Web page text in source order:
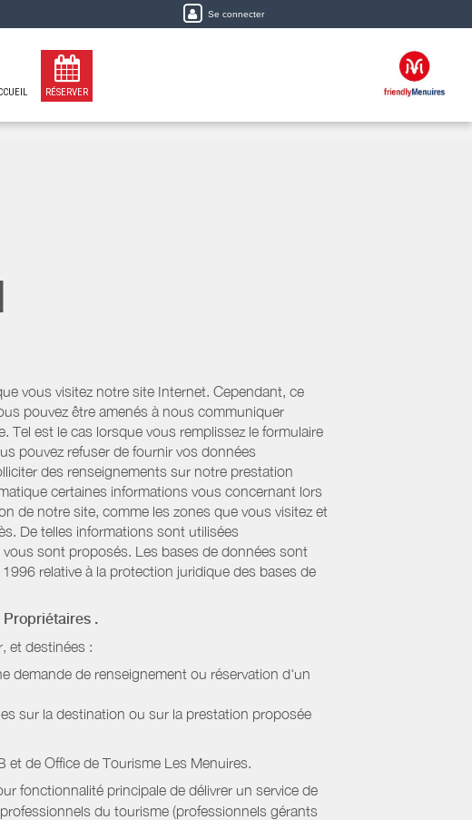
Se connecter
RÉSERVER
vous visitez notre site Internet. Cependant, ce
pouvez être amenés à nous communiquer
est le cas lorsque vous remplissez le formulaire
pouvez refuser de fournir vos données
des renseignements sur notre prestation
certaines informations vous concernant lors
de notre site, comme les zones que vous visitez et
De telles informations sont utilisées
sont proposés. Les bases de données sont
relative à la protection juridique des bases de
Propriétaires .
et destinées :
demande de renseignement ou réservation d'un
sur la destination ou sur la prestation proposée
et de Office de Tourisme Les Menuires.
fonctionnalité principale de délivrer un service de
du tourisme (professionnels gérants